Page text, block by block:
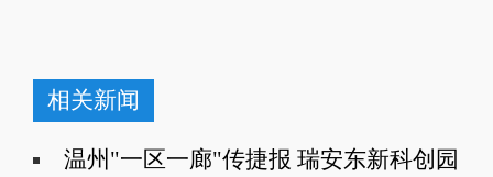
相关新闻
温州"一区一廊"传捷报 瑞安东新科创园